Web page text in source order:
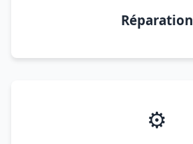
Réparation
⚙️